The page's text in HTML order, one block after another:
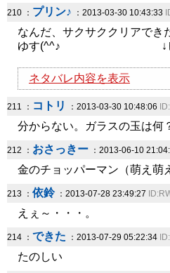
210 ： プリン♪ ：2013-03-30 10:43:33
なんだ、サクサククリアで
ゆす(^^♪ ↓ヒント
ネタバレ内容を表示
211 ： コトリ ：2013-03-30 10:48:06
分からない。ガラスの玉は何
212 ： おさっきー ：2013-06-10
金のチョッパーマン（萌え萌
213 ： 依鈴：2013-07-28 23:49:27
えぇ～・・・。
214 ： できた ：2013-07-29 05:22:34
たのしい